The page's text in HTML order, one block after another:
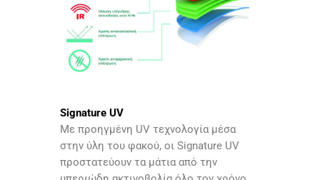
Signature UV
Με προηγμένη UV τεχνολογία μέσα
στην ύλη του φακού, οι Signature UV
προστατεύουν τα μάτια από την